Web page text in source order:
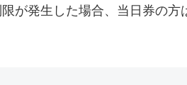
が発生した場合、当日券の方